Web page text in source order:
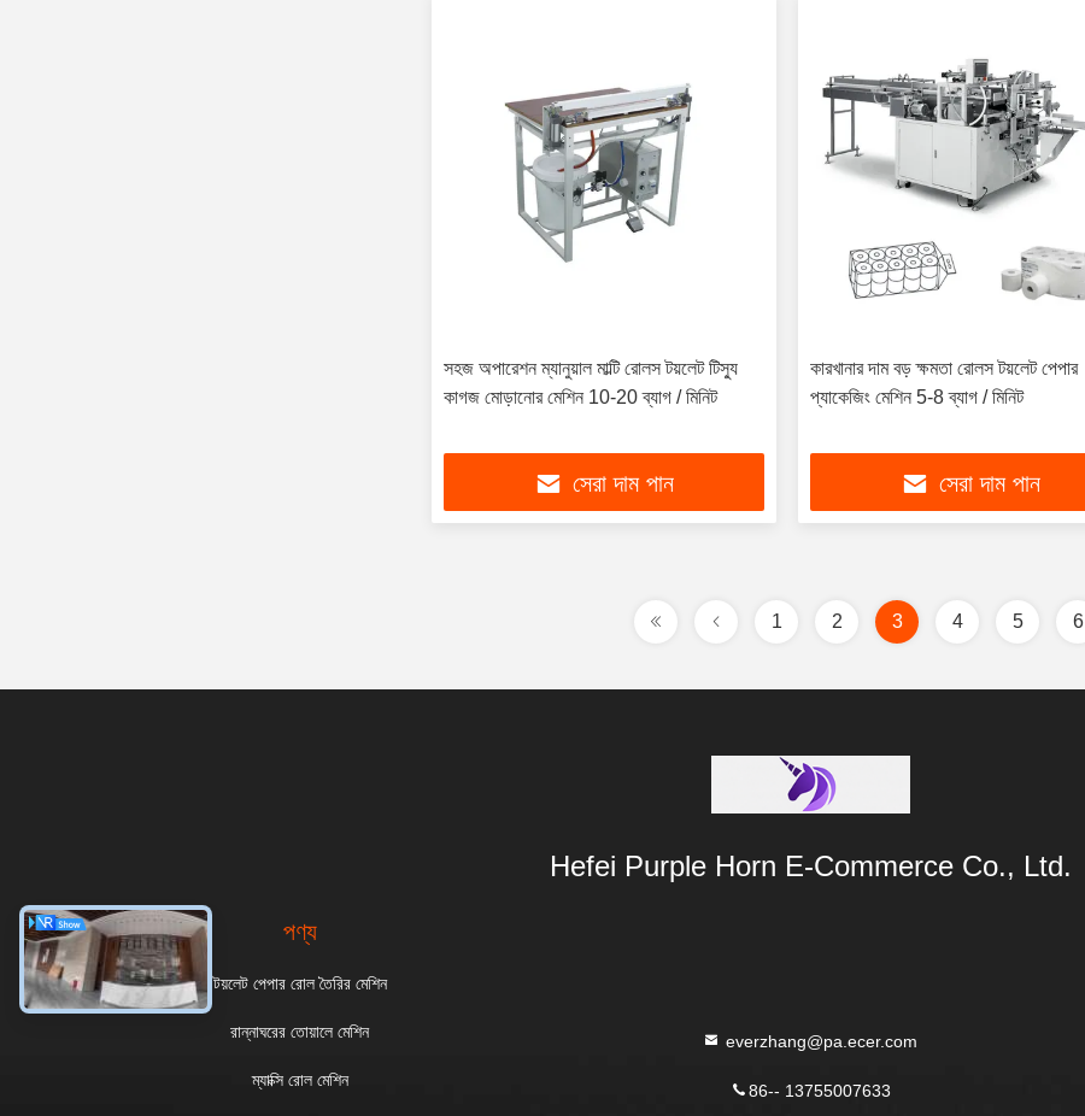
সহজ অপারেশন ম্যানুয়াল মাল্টি রোলস টয়লেট টিস্যু
কাগজ মোড়ানোর মেশিন 10-20 ব্যাগ / মিনিট
সেরা দাম পান
কারখানার দাম বড় ক্ষমতা রোলস টয়লেট পেপার
প্যাকেজিং মেশিন 5-8 ব্যাগ / মিনিট
সেরা দাম পান
1 2 3 4 5 6
Hefei Purple Horn E-Commerce Co., Ltd.
পণ্য
টয়লেট পেপার রোল তৈরির মেশিন
রান্নাঘরের তোয়ালে মেশিন
ম্যাক্সি রোল মেশিন
everzhang@pa.ecer.com
86-- 13755007633